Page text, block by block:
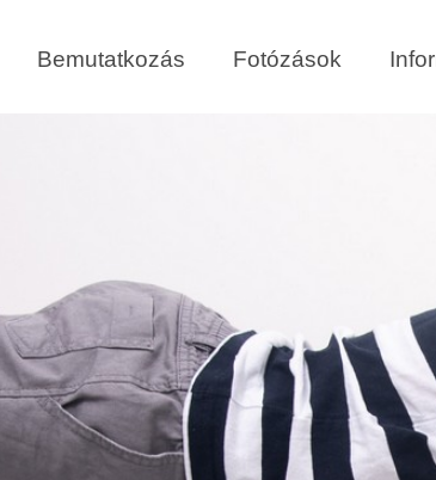
Bemutatkozás Fotózások